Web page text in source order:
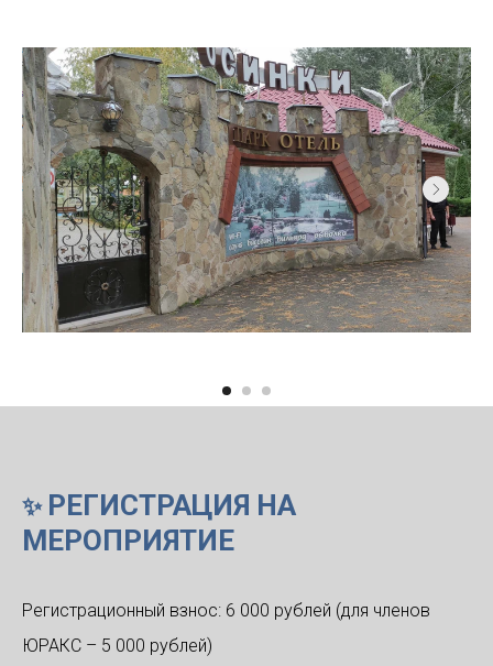
✨ РЕГИСТРАЦИЯ НА
МЕРОПРИЯТИЕ
Регистрационный взнос: 6 000 рублей (для членов
ЮРАКС – 5 000 рублей)